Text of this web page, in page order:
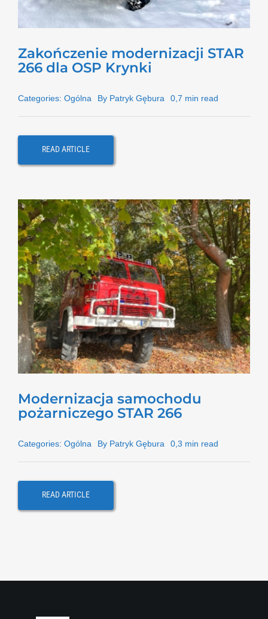
Zakończenie modernizacji STAR
266 dla OSP Krynki
Categories: Ogólna By Patryk Gębura 0,7 min read
READ ARTICLE
Modernizacja samochodu
pożarniczego STAR 266
Categories: Ogólna By Patryk Gębura 0,3 min read
READ ARTICLE